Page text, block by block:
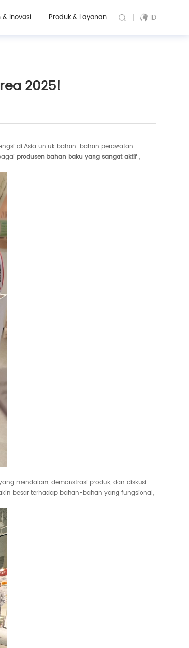
& Inovasi Produk & Layanan ID
2025!
di Asia untuk bahan-bahan perawatan
produsen bahan baku yang sangat aktif ,
mendalam, demonstrasi produk, dan diskusi
besar terhadap bahan-bahan yang fungsional,